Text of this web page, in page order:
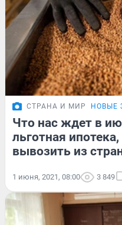
СТРАНА И МИР НОВЫЕ
Что нас ждет в
льготная
вывозить из
1 июня, 2021, 08:00 3 849